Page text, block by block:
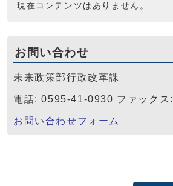
現在コンテンツはありません。
お問い合わせ
未来政策部行政改革課
電話: 0595-41-0930 ファック
お問い合わせフォーム